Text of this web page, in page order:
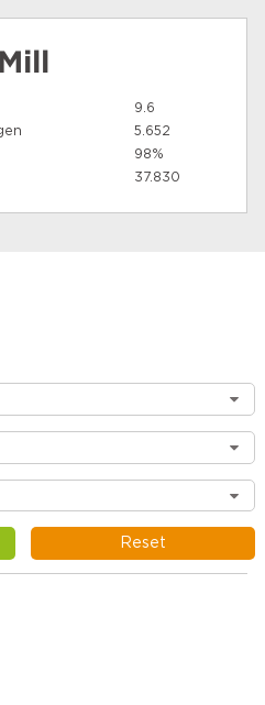
9.6
5.652
98%
37.830
Reset